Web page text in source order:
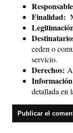
Finalidad:
ceden o
servicio.
Derechos:
detallada en